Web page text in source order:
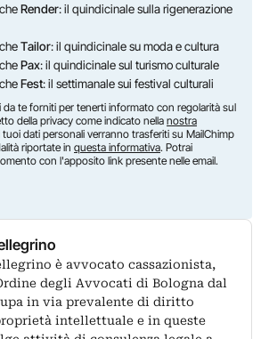
Render: il quindicinale sulla rigenerazione
Tailor: il quindicinale su moda e cultura
Pax: il quindicinale sul turismo culturale
Fest: il settimanale sui festival culturali
da te forniti per tenerti informato con regolarità sul
della privacy come indicato nella nostra
tuoi dati personali verranno trasferiti su MailChimp
riportate in questa informativa. Potrai
con l'apposito link presente nelle email.
è avvocato cassazionista,
degli Avvocati di Bologna dal
in via prevalente di diritto
intellettuale e in queste